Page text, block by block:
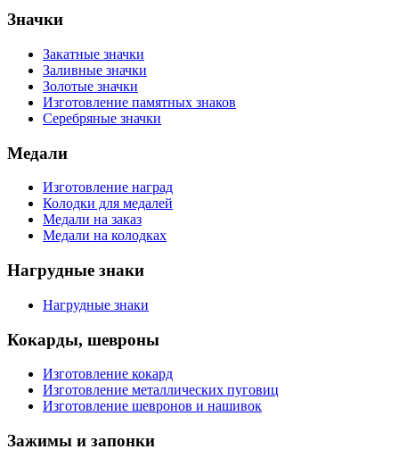
Значки
Закатные значки
Заливные значки
Золотые значки
Изготовление памятных знаков
Серебряные значки
Медали
Изготовление наград
Колодки для медалей
Медали на заказ
Медали на колодках
Нагрудные знаки
Нагрудные знаки
Кокарды, шевроны
Изготовление кокард
Изготовление металлических пуговиц
Изготовление шевронов и нашивок
Зажимы и запонки